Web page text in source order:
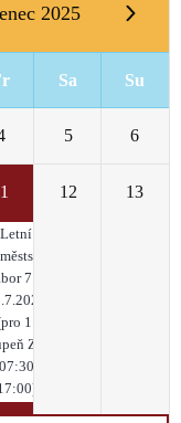
2025
Sa Su
5 6
Letní
7. -
1.
ZŠ)
12 13